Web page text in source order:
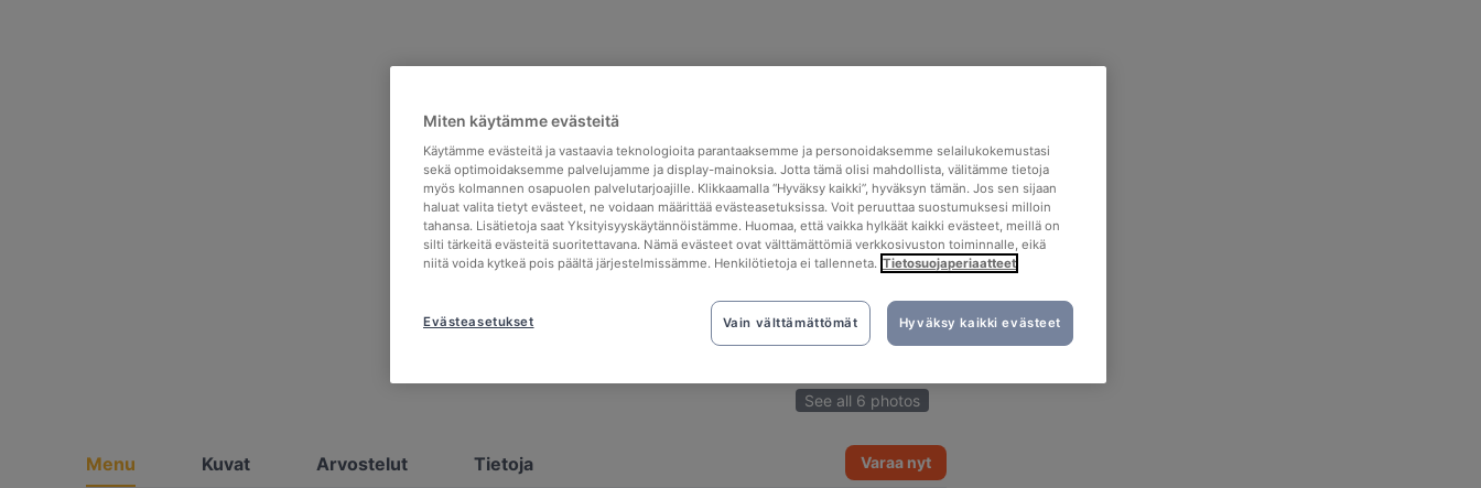
See all 6 photos
Menu Kuvat Arvostelut Tietoja Varaa nyt
Miten käytämme evästeitä
Käytämme evästeitä ja vastaavia teknologioita parantaaksemme ja personoidaksemme selailukokemustasi
sekä optimoidaksemme palvelujamme ja display-mainoksia. Jotta tämä olisi mahdollista, välitämme tietoja
myös kolmannen osapuolen palvelutarjoajille. Klikkaamalla “Hyväksy kaikki”, hyväksyn tämän. Jos sen sijaan
haluat valita tietyt evästeet, ne voidaan määrittää evästeasetuksissa. Voit peruuttaa suostumuksesi milloin
tahansa. Lisätietoja saat Yksityisyyskäytännöistämme. Huomaa, että vaikka hylkäät kaikki evästeet, meillä on
silti tärkeitä evästeitä suoritettavana. Nämä evästeet ovat välttämättömiä verkkosivuston toiminnalle, eikä
niitä voida kytkeä pois päältä järjestelmissämme. Henkilötietoja ei tallenneta. Tietosuojaperiaatteet
Vain välttämättömät Hyväksy kaikki evästeet
Evästeasetukset